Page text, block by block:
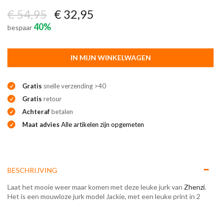
€ 54,95 € 32,95
bespaar40%
IN MIJN WINKELWAGEN
Gratis snelle verzending >40
Gratis retour
Achterafbetalen
Maat advies Alle artikelen zijn opgemeten
BESCHRIJVING
Laat het mooie weer maar komen met deze leuke jurk van Zhenzi.
Het is een mouwloze jurk model Jackie, met een leuke print in 2